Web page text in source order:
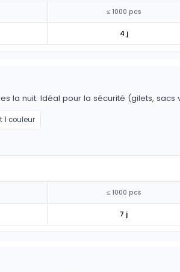
≤ 1000 pcs
4 j
la nuit. Idéal pour la sécurité (gilets, sacs
1 couleur
≤ 1000 pcs
7 j